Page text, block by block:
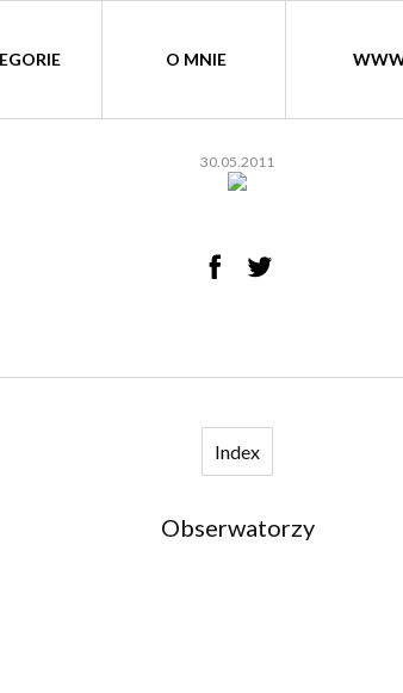
O MNIE
30.05.2011
Index
Obserwatorzy